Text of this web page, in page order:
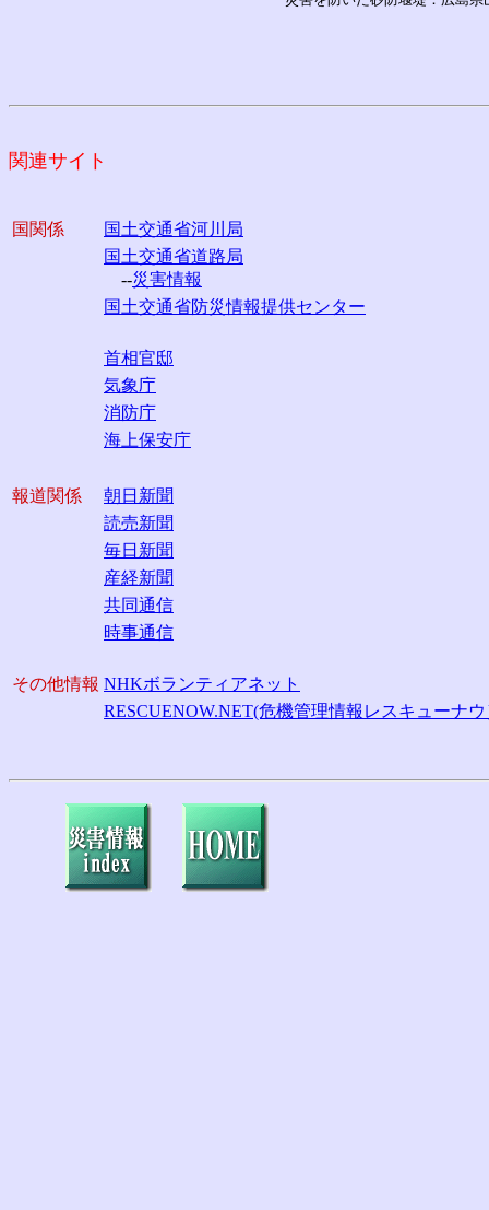
関連サイト
国関係
国土交通省河川局
国土交通省道路局
--災害情報
国土交通省防災情報提供センター
首相官邸
気象庁
消防庁
海上保安庁
報道関係
朝日新聞
読売新聞
毎日新聞
産経新聞
共同通信
時事通信
その他情報 NHKボランティアネット
RESCUENOW.NET(危機管理情報レスキューナ